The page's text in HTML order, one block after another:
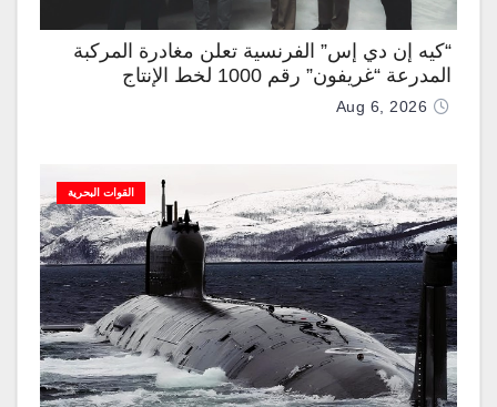
“كيه إن دي إس” الفرنسية تعلن مغادرة المركبة
المدرعة “غريفون” رقم 1000 لخط الإنتاج
Aug 6, 2026
القوات البحرية